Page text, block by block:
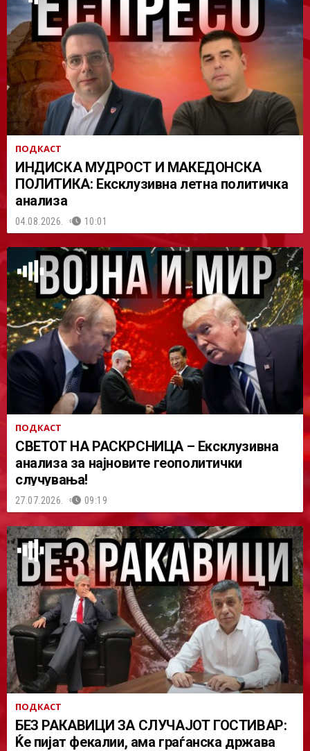
АСТ
ПОДКАСТ
ИНДИСКА МУДРОСТ И МАКЕДОНСКА
ПОЛИТИКА: Ексклузивна летна политичка
анализа
04.08.2026. 10:01
ПОДКАСТ
СВЕТОТ НА РАСКРСНИЦА – Ексклузивна
анализа за најновите геополитички
случувања!
27.07.2026. 09:19
ПОДКАСТ
БЕЗ РАКАВИЦИ ЗА СЛУЧАЈОТ ГОСТИВАР:
Ќе пијат фекалии, ама граѓанска држава